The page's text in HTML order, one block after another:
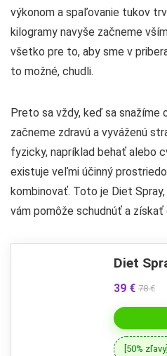
výkonom a spaľovanie tukov
kilogramy navyše začneme
všetko pre to, aby sme v
to možné, chudli.
Preto sa vždy, keď sa snažíme
začneme zdravú a vyváženú
fyzicky, napríklad behať alebo
existuje veľmi účinný
kombinovať. Toto je Diet
vám pomôže schudnúť a
Diet
39 € 78 €
[50%